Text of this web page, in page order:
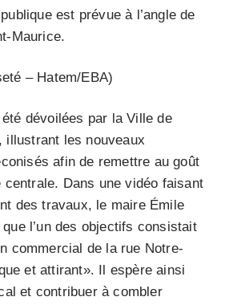
est prévue à l’angle de
Maurice.
– Hatem/EBA)
dévoilées par la Ville de
illustrant les nouveaux
afin de remettre au goût
Dans une vidéo faisant
des travaux, le maire Émile
l’un des objectifs consistait
commercial de la rue Notre-
et attirant». Il espère ainsi
et contribuer à combler